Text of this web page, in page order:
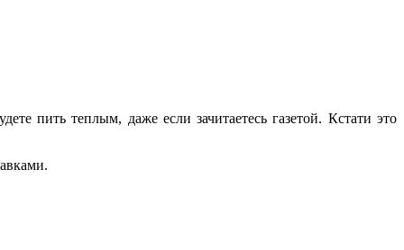
пить теплым, даже если зачитаетесь газетой. Кстати это